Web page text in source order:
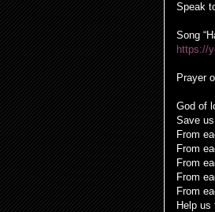
Speak
Song
https://
Prayer
God of
Save
From
From
From
From
From
Help